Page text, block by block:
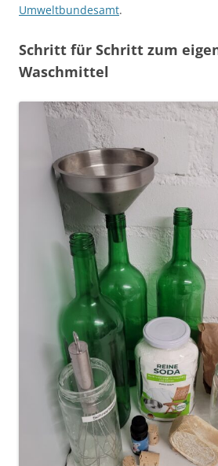
Umweltbundesamt.
Schritt für Schritt zum
Waschmittel